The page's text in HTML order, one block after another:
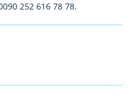
252 616 78 78.